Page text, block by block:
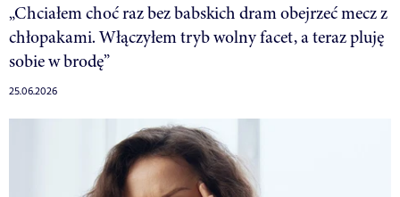
„Chciałem choć raz bez babskich dram obejrzeć mecz z
chłopakami. Włączyłem tryb wolny facet, a teraz pluję
sobie w brodę”
25.06.2026